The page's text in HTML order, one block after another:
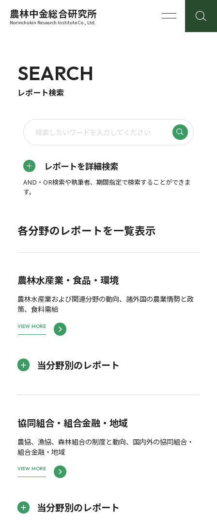
農林中金総合研究所
Norinchukin Research Institute Co., Ltd.
SEARCH
レポート検索
レポートを詳細検索
AND・OR検索や執筆者、期間指定で検索することができま
す。
各分野のレポートを一覧表示
農林水産業・食品・環境
農林水産業および関連分野の動向、諸外国の農業情勢と政
策、食料需給
VIEW MORE
当分野別のレポート
協同組合・組合金融・地域
農協、漁協、森林組合の制度と動向、国内外の協同組合・
組合金融・地域
VIEW MORE
当分野別のレポート